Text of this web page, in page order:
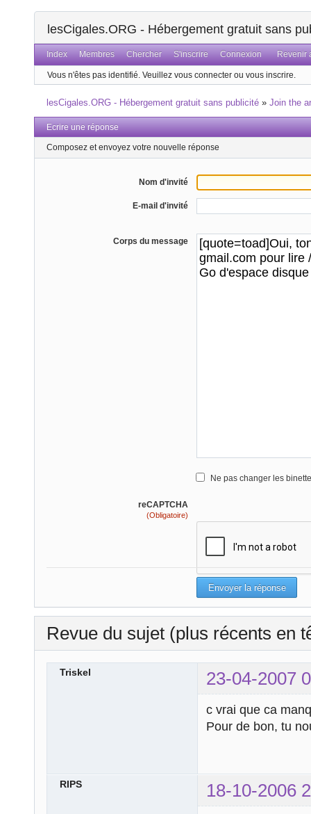
lesCigales.ORG - Hébergement gratuit sans
Index Membres Chercher S'inscrire Connexion Revenir
Vous n'êtes pas identifié. Veuillez vous connecter ou vous inscrire.
lesCigales.ORG - Hébergement gratuit sans publicité »Join the
Ecrire une réponse
Composez et envoyez votre nouvelle réponse
Nom d'invité
E-mail d'invité
Corps du message
Ne pas changer les
reCAPTCHA
(Obligatoire)
Revue du sujet (plus récents en
Triskel 23-04-2007
c vrai que ca
Pour de bon, tu
RIPS 18-10-2006